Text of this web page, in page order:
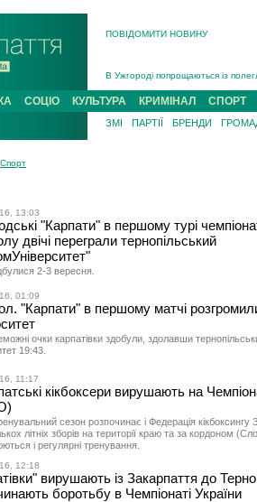
ПОВІДОМИТИ НОВИНУ
В Ужгороді попрощаються із
В Ужгороді 5 серпня
Підтвердили загибель
На війні з рф поліг військовий з
СОЦІО КУЛЬТУРА КРИМІНАЛ СПОРТ
ЗМІ ПАРТІЇ БРЕНДИ
Спорт
13:03
"Карпати" в першому турі
двічі переграли тернопільський
2-3 вересня.
01:09
"Карпати" в першому матчі
очки карпатівки здобули, здолавши
19:43.
11:17
кікбоксери вирушають на
сезон розпочинає і Федерація кікбоксингу
літніх зборів на території краю та за кордоном
і регулярні тренування.
12:18
вирушають із Закарпаття до
боротьбу в Чемпіонаті України